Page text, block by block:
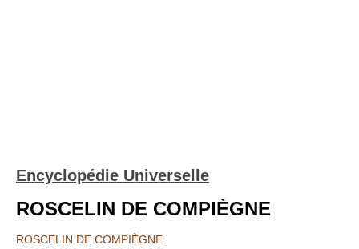
Encyclopédie Universelle
ROSCELIN DE COMPIÈGNE
ROSCELIN DE COMPIÈGNE